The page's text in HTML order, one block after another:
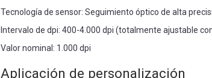
Tecnología de sensor: Seguimiento óptico de alta
Intervalo de dpi: 400-4.000 dpi (totalmente ajustable
Valor nominal: 1.000 dpi
Aplicación de personalización